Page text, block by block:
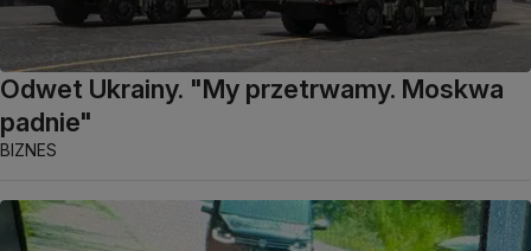
Odwet Ukrainy. "My przetrwamy. Moskwa
padnie"
BIZNES